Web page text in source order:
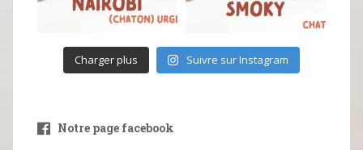
Charger plus Suivre sur Instagram
Notre page facebook